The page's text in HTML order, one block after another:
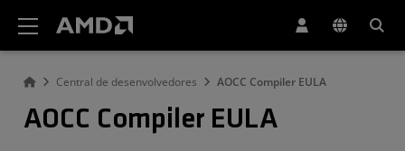
Central de desenvolvedores AOCC Compiler EULA
AOCC Compiler EULA